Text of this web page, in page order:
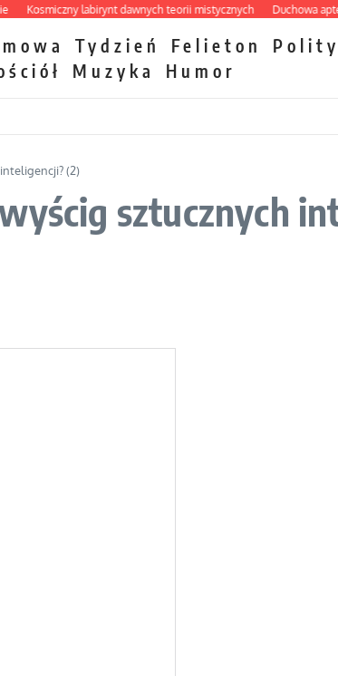
labirynt dawnych teorii mistycznych Duchowa
Tydzień Felieton
Muzyka Humor
(2)
sztucznych